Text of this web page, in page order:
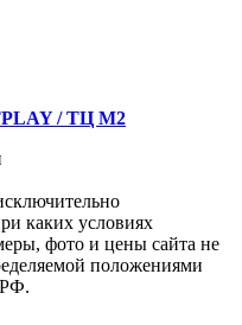
/ ТЦ М2
каких условиях
фото и цены сайта не
положениями
РФ.